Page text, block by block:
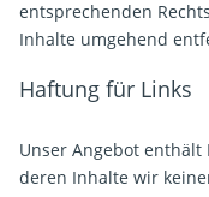
entsprechenden
Inhalte umgehend
Haftung für Links
Unser Angebot
deren Inhalte wir